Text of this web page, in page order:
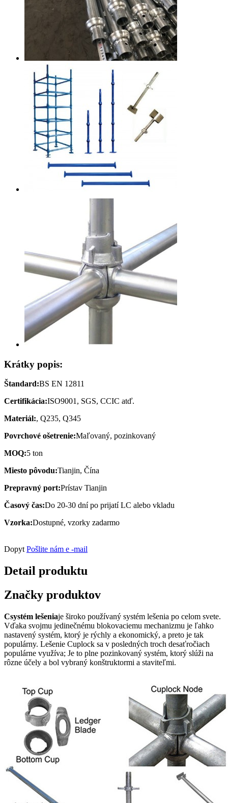
Krátky popis:
Štandard:BS EN 12811
Certifikácia:ISO9001, SGS, CCIC atď.
Materiál:, Q235, Q345
Povrchové ošetrenie:Maľovaný, pozinkovaný
MOQ:5 ton
Miesto pôvodu:Tianjin, Čína
Prepravný port:Prístav Tianjin
Časový čas:Do 20-30 dní po prijatí LC alebo vkladu
Vzorka:Dostupné, vzorky zadarmo
Dopyt Pošlite nám e -mail
Detail produktu
Značky produktov
Csystém lešeniaje široko používaný systém lešenia po celom svete.
Vďaka svojmu jedinečnému blokovaciemu mechanizmu je ľahko
nastavený systém, ktorý je rýchly a ekonomický, a preto je tak
populárny. Lešenie Cuplock sa v posledných troch desaťročiach
populárne využíva; Je to plne pozinkovaný systém, ktorý slúži na
rôzne účely a bol vybraný konštruktormi a staviteľmi.